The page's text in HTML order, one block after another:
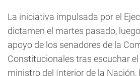
La iniciativa impulsada por el
dictamen el martes pasado,
apoyo de los senadores de la
Constitucionales tras escuchar el
ministro del Interior de la Nación,